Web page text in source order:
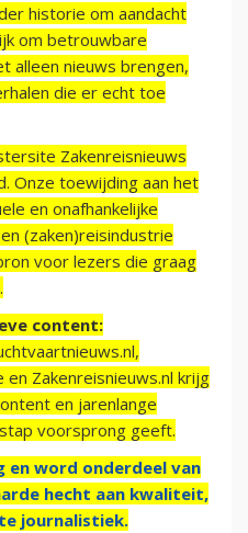
historie om aandacht
om betrouwbare
alleen nieuws brengen,
die er echt toe
Zakenreisnieuws
Onze toewijding aan het
en onafhankelijke
(zaken)reisindustrie
voor lezers die graag
content:
Zakenreisnieuws.nl krijg
en jarenlange
voorsprong geeft.
en word onderdeel van
hecht aan kwaliteit,
journalistiek.